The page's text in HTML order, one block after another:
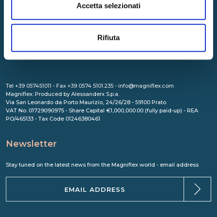
Accetta selezionati
Rifiuta
Tel +39 057451011 - Fax +39 0574 5101.235 - info@magniflex.com
Magniflex: Produced by Alessanderx S.p.a.
Via San Leonardo da Porto Maurizio, 24/26/28 - 59100 Prato
VAT No. 01729090975 - Share Capital €1,000,000.00 (fully paid-up) - REA
PO/465133 - Tax Code 01246380461
Newsletter
Stay tuned on the latest news from the Magniflex world - email address